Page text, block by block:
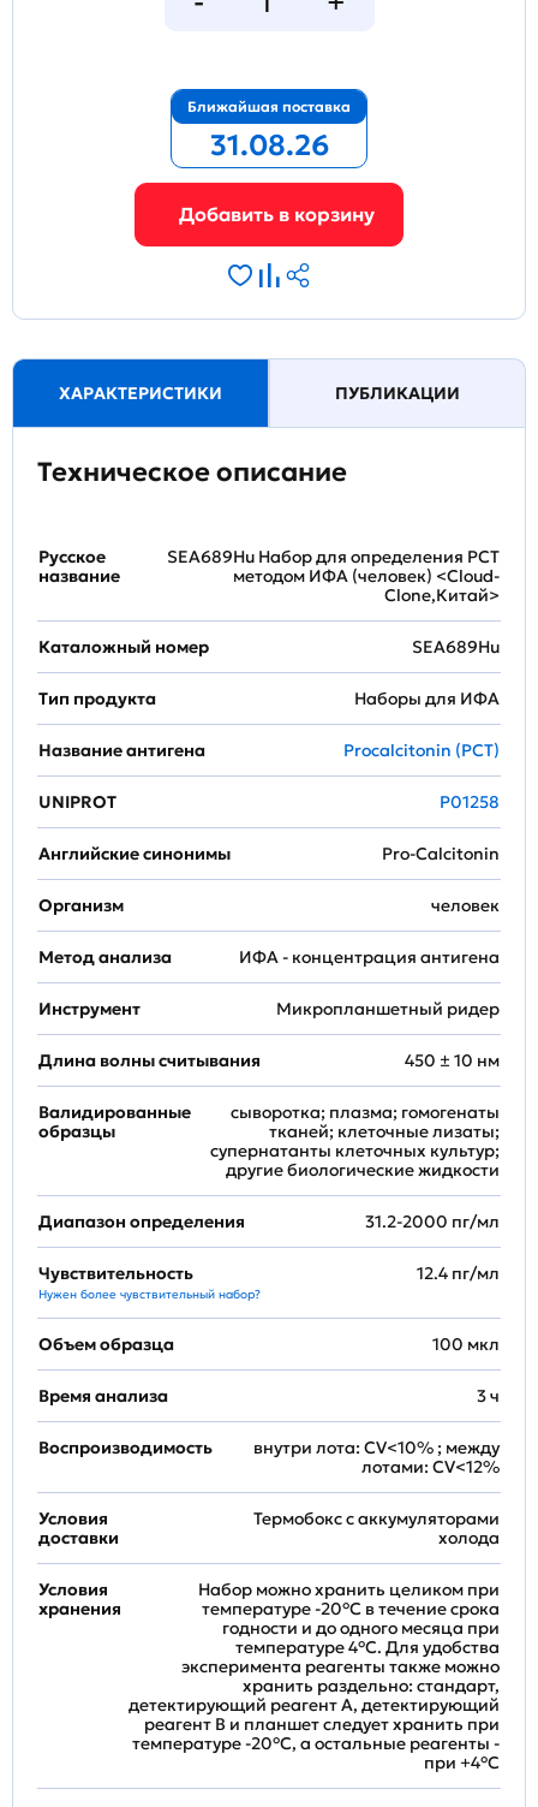
Ближайшая поставка
31.08.26
ХАРАКТЕРИСТИКИ ПУБЛИКАЦИИ
Техническое описание
Русское
название
SEA689Hu Набор для определения PCT
методом ИФА (человек) <Cloud-
Clone,Китай>
Каталожный номер SEA689Hu
Тип продукта Наборы для ИФА
Название антигена Procalcitonin (PCT)
UNIPROT P01258
Английские синонимы Pro-Calcitonin
Организм человек
Метод анализа ИФА - концентрация антигена
Инструмент Микропланшетный ридер
Длина волны считывания 450 ± 10 нм
Валидированные
образцы
сыворотка; плазма; гомогенаты
тканей; клеточные лизаты;
супернатанты клеточных культур;
другие биологические жидкости
Диапазон определения 31.2-2000 пг/мл
Чувствительность
Нужен более чувствительный набор?
12.4 пг/мл
Объем образца 100 мкл
Время анализа 3 ч
Воспроизводимость
внутри лота: CV<10% ; между
лотами: CV<12%
Условия
доставки
Термобокс с аккумуляторами
холода
Условия
хранения
Набор можно хранить целиком при
температуре -20°C в течение срока
годности и до одного месяца при
температуре 4°C. Для удобства
эксперимента реагенты также можно
хранить раздельно: стандарт,
детектирующий реагент A, детектирующий
реагент B и планшет следует хранить при
температуре -20°C, а остальные реагенты -
при +4°С